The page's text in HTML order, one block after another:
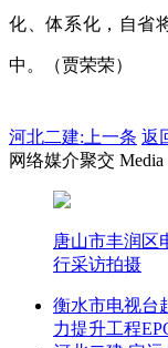
化、体系化，自省
中。（贾荣荣）
河北二建: 上一条 返
网络媒介聚交 Media
唐山市丰润区
行采访拍摄
衡水市电视台
力提升工程